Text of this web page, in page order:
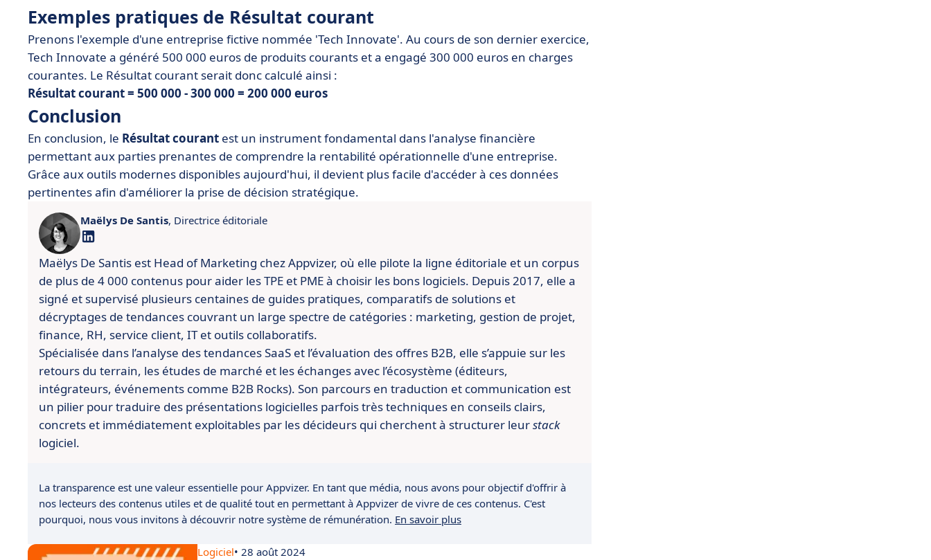
Exemples pratiques de Résultat courant
Prenons l'exemple d'une entreprise fictive nommée 'Tech Innovate'. Au cours de son dernier exercice,
Tech Innovate a généré 500 000 euros de produits courants et a engagé 300 000 euros en charges
courantes. Le Résultat courant serait donc calculé ainsi :
Résultat courant = 500 000 - 300 000 = 200 000 euros
Conclusion
En conclusion, le Résultat courant est un instrument fondamental dans l'analyse financière
permettant aux parties prenantes de comprendre la rentabilité opérationnelle d'une entreprise.
Grâce aux outils modernes disponibles aujourd'hui, il devient plus facile d'accéder à ces données
pertinentes afin d'améliorer la prise de décision stratégique.
Maëlys De Santis, Directrice éditoriale
Maëlys De Santis est Head of Marketing chez Appvizer, où elle pilote la ligne éditoriale et un corpus
de plus de 4 000 contenus pour aider les TPE et PME à choisir les bons logiciels. Depuis 2017, elle a
signé et supervisé plusieurs centaines de guides pratiques, comparatifs de solutions et
décryptages de tendances couvrant un large spectre de catégories : marketing, gestion de projet,
finance, RH, service client, IT et outils collaboratifs.
Spécialisée dans l’analyse des tendances SaaS et l’évaluation des offres B2B, elle s’appuie sur les
retours du terrain, les études de marché et les échanges avec l’écosystème (éditeurs,
intégrateurs, événements comme B2B Rocks). Son parcours en traduction et communication est
un pilier pour traduire des présentations logicielles parfois très techniques en conseils clairs,
concrets et immédiatement exploitables par les décideurs qui cherchent à structurer leurstack
logiciel.
La transparence est une valeur essentielle pour Appvizer. En tant que média, nous avons pour objectif d'offrir à
nos lecteurs des contenus utiles et de qualité tout en permettant à Appvizer de vivre de ces contenus. C'est
pourquoi, nous vous invitons à découvrir notre système de rémunération. En savoir plus
Logiciel• 28 août 2024